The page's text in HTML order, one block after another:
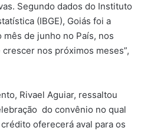
Segundo dados do Instituto
(IBGE), Goiás foi a
de junho no País, nos
nos próximos meses”,
Rivael Aguiar, ressaltou
do convênio no qual
oferecerá aval para os